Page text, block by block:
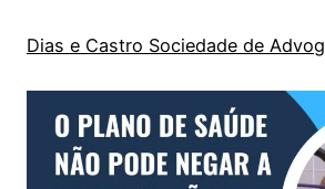
Dias e Castro Sociedade de